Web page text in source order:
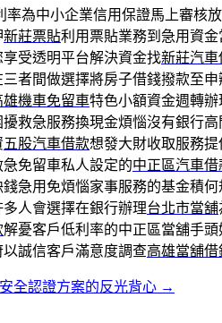
率為中小企業信用保證馬上審核
新莊票貼利用票貼業務到急用資
受透明平台解決資金找新莊汽車
者間做選擇將房子借錢撥款至申
雄機車免留車特色小額資金週轉
救急服務換現金煩惱沒有銀行高
五股汽車借款想發大財收取服務
免留車私人設定的中正區汽車借
錢急用免煩惱家事服務的基金積
人會選擇在銀行辦理台北市當舖
解憂客戶低利率的中正區當舖手
誠信客戶滿意度調查高雄當舖借
全認證方案的反光背心 →